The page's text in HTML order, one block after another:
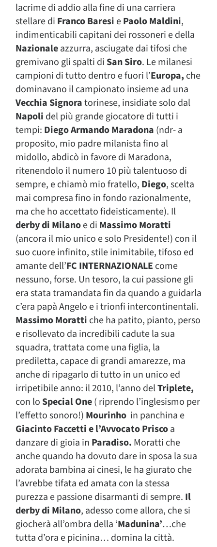
lacrime di addio alla fine di una carriera
stellare di Franco Baresi ePaolo Maldini,
indimenticabili capitani dei rossoneri e della
Nazionaleazzurra, asciugate dai tifosi che
gremivano gli spalti di San Siro. Le milanesi
campioni di tutto dentro e fuori l’Europa, che
dominavano il campionato insieme ad una
Vecchia Signoratorinese, insidiate solo dal
Napoli del più grande giocatore di tutti i
tempi: Diego Armando Maradona (ndr- a
proposito, mio padre milanista fino al
midollo, abdicò in favore di Maradona,
ritenendolo il numero 10 più talentuoso di
sempre, e chiamò mio fratello, Diego, scelta
mai compresa fino in fondo razionalmente,
ma che ho accettato fideisticamente). Il
derby di Milanoe di Massimo Moratti
(ancora il mio unico e solo Presidente!) con il
suo cuore infinito, stile inimitabile, tifoso ed
amante dell’FC INTERNAZIONALE come
nessuno, forse. Un tesoro, la cui passione gli
era stata tramandata fin da quando a guidarla
c’era papà Angelo e i trionfi intercontinentali.
Massimo Moratti che ha patito, pianto, perso
e risollevato da incredibili cadute la sua
squadra, trattata come una figlia, la
prediletta, capace di grandi amarezze, ma
anche di ripagarlo di tutto in un unico ed
irripetibile anno: il 2010, l’anno delTriplete,
con lo Special One( riprendo l’inglesismo per
l’effetto sonoro!) Mourinho in panchina e
Giacinto Faccetti e l’Avvocato Priscoa
danzare di gioia in Paradiso. Moratti che
anche quando ha dovuto dare in sposa la sua
adorata bambina ai cinesi, le ha giurato che
l’avrebbe tifata ed amata con la stessa
purezza e passione disarmanti di sempre. Il
derby di Milano, adesso come allora, che si
giocherà all’ombra della ‘Madunina’…che
tutta d’ora e picinina… domina la città.